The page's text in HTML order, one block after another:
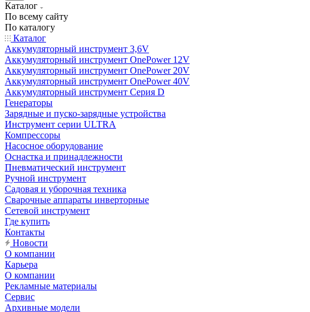
Каталог
По всему сайту
По каталогу
Каталог
Аккумуляторный инструмент 3,6V
Аккумуляторный инструмент OnePower 12V
Аккумуляторный инструмент OnePower 20V
Аккумуляторный инструмент OnePower 40V
Аккумуляторный инструмент Серия D
Генераторы
Зарядные и пуско-зарядные устройства
Инструмент серии ULTRA
Компрессоры
Насосное оборудование
Оснастка и принадлежности
Пневматический инструмент
Ручной инструмент
Садовая и уборочная техника
Сварочные аппараты инверторные
Сетевой инструмент
Где купить
Контакты
Новости
О компании
Карьера
О компании
Рекламные материалы
Сервис
Архивные модели